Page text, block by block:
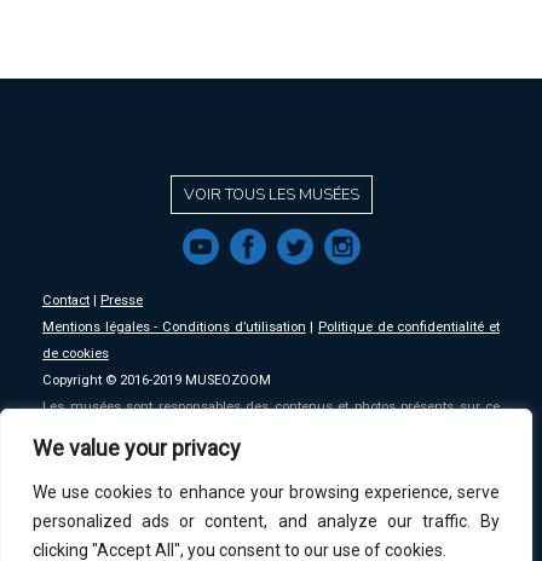
We value your privacy
We use cookies to enhance your browsing experience, serve
personalized ads or content, and analyze our traffic. By
clicking "Accept All", you consent to our use of cookies.
VOIR TOUS LES MUSÉES
f a b e
Contact | Presse
Mentions légales - Conditions d’utilisation | Politique de confidentialité et
de cookies
Copyright © 2016-2019 MUSEOZOOM
Les musées sont responsables des contenus et photos présents sur ce
An initative ofMSW.